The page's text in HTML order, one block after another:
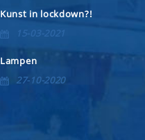
Kunst in lockdown?!
15-03-2021
Lampen
27-10-2020